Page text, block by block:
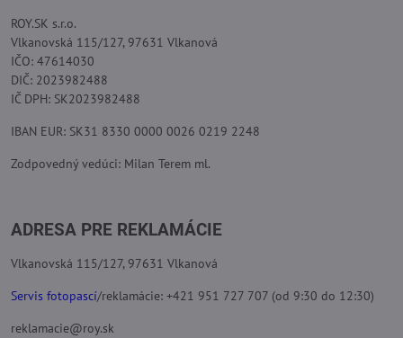
ROY.SK s.r.o.
Vlkanovská 115/127, 97631 Vlkanová
IČO: 47614030
DIČ: 2023982488
IČ DPH: SK2023982488
IBAN EUR: SK31 8330 0000 0026 0219 2248
Zodpovedný vedúci: Milan Terem ml.
ADRESA PRE REKLAMÁCIE
Vlkanovská 115/127, 97631 Vlkanová
Servis fotopascí/reklamácie: +421 951 727 707 (od 9:30 do 12:30)
reklamacie@roy.sk